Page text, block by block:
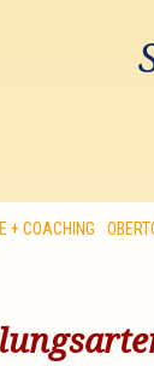
+ COACHING